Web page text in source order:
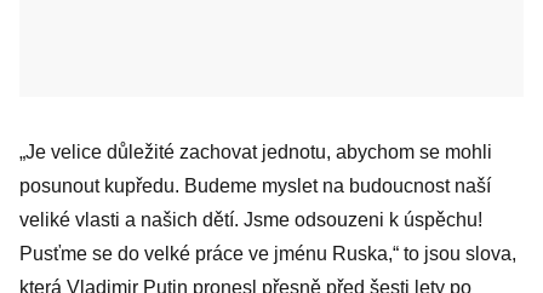
„Je velice důležité zachovat jednotu, abychom se mohli
posunout kupředu. Budeme myslet na budoucnost naší
veliké vlasti a našich dětí. Jsme odsouzeni k úspěchu!
Pusťme se do velké práce ve jménu Ruska,“ to jsou slova,
která Vladimir Putin pronesl přesně před šesti lety po